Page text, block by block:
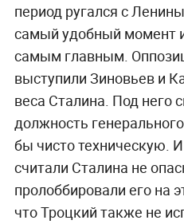
период ругался с
самый удобный момент
самым главным.
выступили Зиновьев и
веса Сталина. Под него
должность
бы чисто техническую.
считали Сталина не
пролоббировали его на
что Троцкий также не